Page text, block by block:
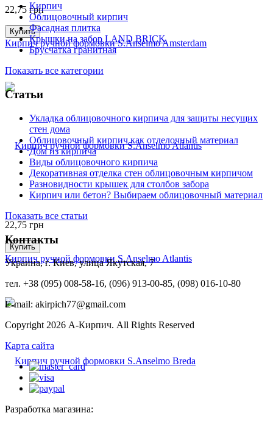
22,75 грн
Купить
Кирпич ручной формовки S.Anselmo Amsterdam
22,75 грн
Купить
Кирпич ручной формовки S.Anselmo Atlantis
Кирпич
Облицовочный кирпич
Фасадная плитка
Крышки на забор LAND BRICK
Брусчатка гранитная
Показать все категории
Статьи
Укладка облицовочного кирпича для защиты несущих
стен дома
Облицовочный кирпич как отделочный материал
Дом из кирпича
Виды облицовочного кирпича
Декоративная отделка стен облицовочным кирпичом
Разновидности крышек для столбов забора
Кирпич или бетон? Выбираем облицовочный материал
Показать все статьи
Контакты
Украина, г. Киев, улица Якутская, 7
тел. +38 (095) 008-58-16, (096) 913-00-85, (098) 016-10-80
E-mail: akirpich77@gmail.com
Copyright 2026 А-Кирпич. All Rights Reserved
Карта сайта
Разработка магазина: